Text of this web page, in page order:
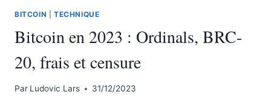
BITCOIN TECHNIQUE
Bitcoin en 2023 : Ordinals, BRC-
20, frais et censure
Par Ludovic Lars 31/12/2023